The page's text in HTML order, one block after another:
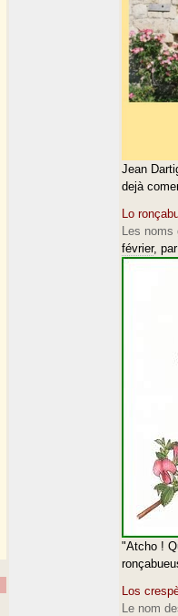
Jean
dejà
Lo
Les noms
février, par
"Atcho !
Los
Le nom